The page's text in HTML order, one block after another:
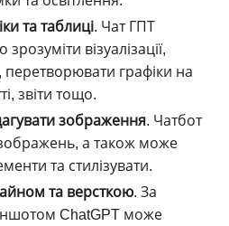
та таблиці. Чат ГПТ
візуалізації,
перетворювати графіки на
звіти тощо.
зображення. Чатбот
а також може
та стилізувати.
та версткою. За
ChatGPT може